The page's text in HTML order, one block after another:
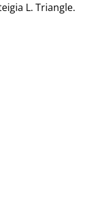
L. Triangle.